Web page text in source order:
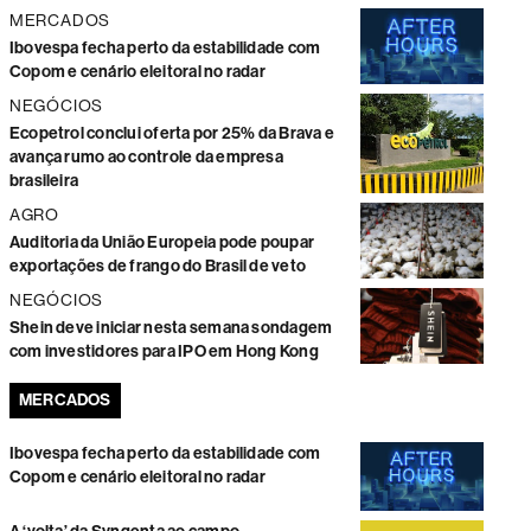
MERCADOS
Ibovespa fecha perto da estabilidade com
Copom e cenário eleitoral no radar
NEGÓCIOS
Ecopetrol conclui oferta por 25% da Brava e
avança rumo ao controle da empresa
brasileira
AGRO
Auditoria da União Europeia pode poupar
exportações de frango do Brasil de veto
NEGÓCIOS
Shein deve iniciar nesta semana sondagem
com investidores para IPO em Hong Kong
MERCADOS
Ibovespa fecha perto da estabilidade com
Copom e cenário eleitoral no radar